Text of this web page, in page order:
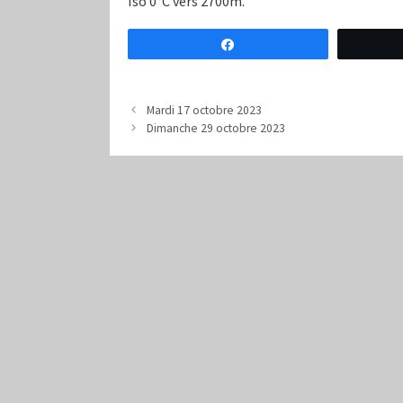
Mardi 17 octobre 2023
Dimanche 29 octobre 2023